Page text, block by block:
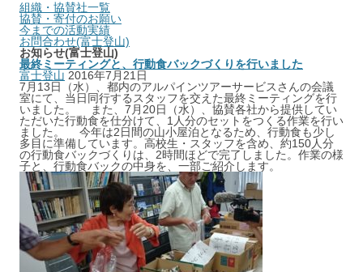
組織・協賛社一覧
協賛・寄付のお願い
今までの活動実績
お問合わせ(富士登山)
お知らせ(富士登山)
最終ミーティングと、行動食バックづくりを行いました
富士登山 2016年7月21日
7月13日（水）、都内のアルパインツアーサービスさんの会議
室にて、当日同行するスタッフを交えた最終ミーティングを行
いました。 また、7月20日（水）、協賛各社から提供してい
ただいた行動食を仕分けて、1人分のセットをつくる作業を行い
ました。 今年は2日間の山小屋泊となるため、行動食も少し
多目に準備しています。高校生・スタッフを含め、約150人分
の行動食バックづくりは、2時間ほどで完了しました。作業の様
子と、行動食バックの中身を、一部ご紹介します。